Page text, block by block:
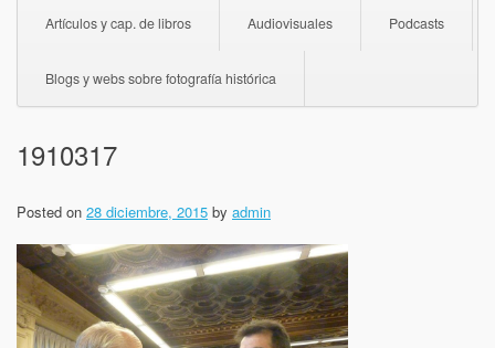
Artículos y cap. de libros Audiovisuales Podcasts
Blogs y webs sobre fotografía histórica
1910317
Posted on 28 diciembre, 2015 by admin